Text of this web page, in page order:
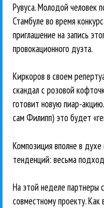
Рувуса. Молодой человек
Стамбуле во время
приглашение на запись
провокационного дуэта.
Киркоров в своем
скандал с розовой
готовит новую пиар-
сам Филипп) это будет
Композиция вполне в
тенденций: весьма
На этой неделе партнеры
совместному проекту. Как